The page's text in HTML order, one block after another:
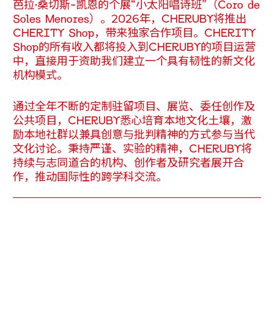
芭拉·桑切斯-凯恩的个展“小太阳唱诗班”（Coro de
Soles Menores）。2026年，CHERUBY将推出
CHERITY Shop，带来独家合作项目。CHERITY
Shop的所有收入都将投入到CHERUBY的项目运营
中，直接用于资助我们建立一个具有韧性的新文化
机构模式。
通过全年不断的定制驻留项目、展览、委任创作及
公共项目，CHERUBY悉心培育本地文化土壤，激
励本地社群以兼具创意与批判精神的方式参与当代
文化讨论。秉持严谨、实验的精神，CHERUBY将
持续与志同道合的机构、创作者及研究者展开合
作，推动国际性的跨学科交流。